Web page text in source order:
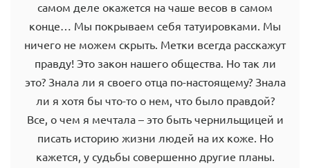
самом деле окажется на чаше весов в самом
конце… Мы покрываем себя татуировками. Мы
ничего не можем скрыть. Метки всегда расскажут
правду! Это закон нашего общества. Но так ли
это? Знала ли я своего отца по-настоящему? Знала
ли я хотя бы что-то о нем, что было правдой?
Все, о чем я мечтала – это быть чернильщицей и
писать историю жизни людей на их коже. Но
кажется, у судьбы совершенно другие планы.